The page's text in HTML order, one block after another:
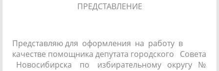
ПРЕДСТАВЛЕНИЕ
Представляю для оформления на работу в
качестве помощника депутата городского Совета
Новосибирска по избирательному округу №